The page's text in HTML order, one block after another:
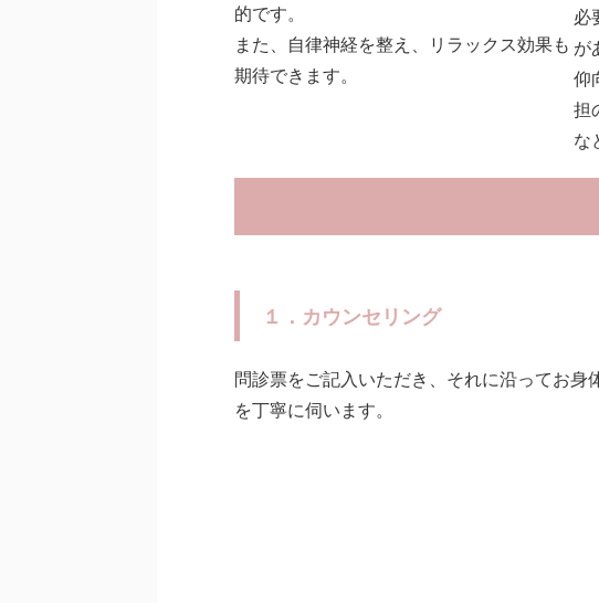
的です。
また、自律神経を整え、リラックス効果も
期待できます。
必
が
仰
担
な
１．カウンセリング
問診票をご記入いただき、それに沿ってお身
を丁寧に伺います。